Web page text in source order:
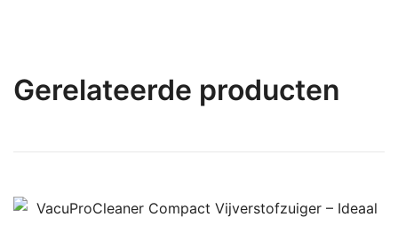
Gerelateerde producten